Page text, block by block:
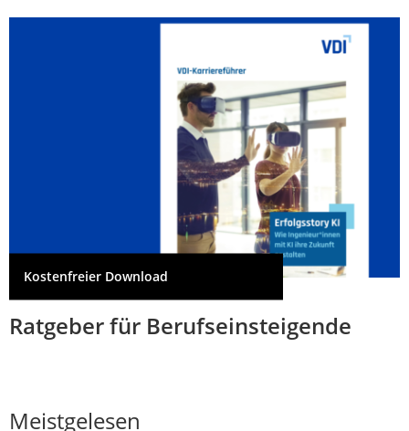
Kostenfreier Download
Ratgeber für Berufseinsteigende
Meistgelesen